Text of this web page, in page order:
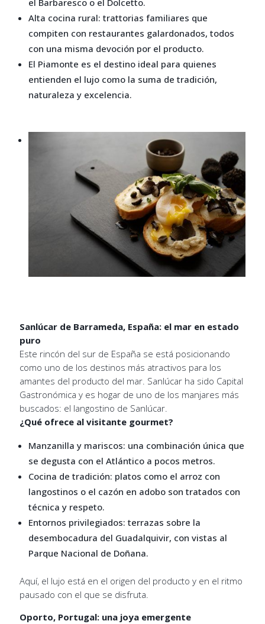
el Barbaresco o el Dolcetto.
Alta cocina rural: trattorias familiares que
compiten con restaurantes galardonados, todos
con una misma devoción por el producto.
El Piamonte es el destino ideal para quienes
entienden el lujo como la suma de tradición,
naturaleza y excelencia.
Sanlúcar de Barrameda, España: el mar en estado
puro
Este rincón del sur de España se está posicionando
como uno de los destinos más atractivos para los
amantes del producto del mar. Sanlúcar ha sido Capital
Gastronómica y es hogar de uno de los manjares más
buscados: el langostino de Sanlúcar.
¿Qué ofrece al visitante gourmet?
Manzanilla y mariscos: una combinación única que
se degusta con el Atlántico a pocos metros.
Cocina de tradición: platos como el arroz con
langostinos o el cazón en adobo son tratados con
técnica y respeto.
Entornos privilegiados: terrazas sobre la
desembocadura del Guadalquivir, con vistas al
Parque Nacional de Doñana.
Aquí, el lujo está en el origen del producto y en el ritmo
pausado con el que se disfruta.
Oporto, Portugal: una joya emergente